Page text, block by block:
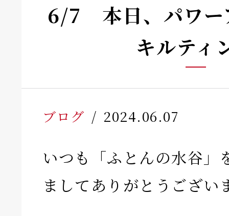
6/7 本日、パワー
キルティ
ブログ 2024.06.07
いつも「ふとんの水谷」
ましてありがとうござい